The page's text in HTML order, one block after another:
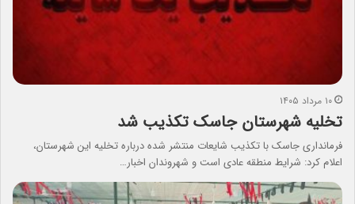
۱۰ مرداد ۱۴۰۵
تخلیه شهرستان جاسک تکذیب شد
فرمانداری جاسک با تکذیب شایعات منتشر شده درباره تخلیه این شهرستان،
اعلام کرد: شرایط منطقه عادی است و شهروندان اخبار…